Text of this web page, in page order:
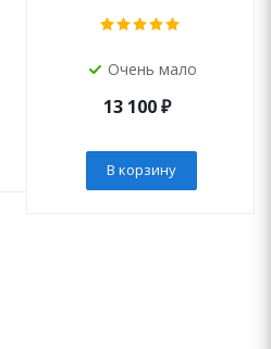
Очень мало
13 100₽
В корзину